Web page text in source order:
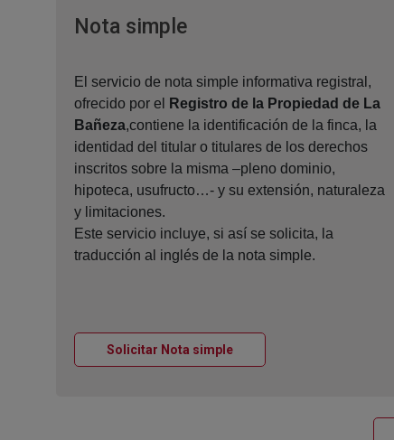
Nota simpleVentana nueva
El servicio de nota simple informativa registral,
ofrecido por el
Registro de la Propiedad de La
Bañeza,contiene la identificación de la finca, la
identidad del titular o titulares de los derechos
inscritos sobre la misma –pleno dominio,
hipoteca, usufructo…- y su extensión, naturaleza
y limitaciones.
Este servicio incluye, si así se solicita, la
traducción al inglés de la nota simple.
Solicitar Nota simpleVentana nueva